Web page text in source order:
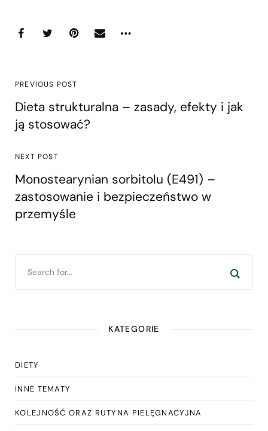
PREVIOUS POST
Dieta strukturalna – zasady, efekty i jak
ją stosować?
NEXT POST
Monostearynian sorbitolu (E491) –
zastosowanie i bezpieczeństwo w
przemyśle
KATEGORIE
DIETY
INNE TEMATY
KOLEJNOŚĆ ORAZ RUTYNA PIELĘGNACYJNA